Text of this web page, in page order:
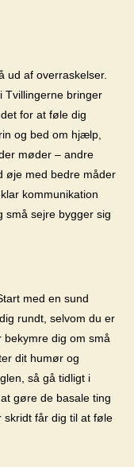
ud af overraskelser.
Tvillingerne bringer
for at føle dig
og bed om hjælp,
møder – andre
øje med bedre måder
kommunikation
små sejre bygger sig
med en sund
rundt, selvom du er
bekymre dig om små
dit humør og
så gå tidligt i
gøre de basale ting
skridt får dig til at føle